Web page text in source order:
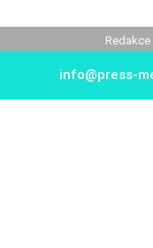
Redakce
info@press-